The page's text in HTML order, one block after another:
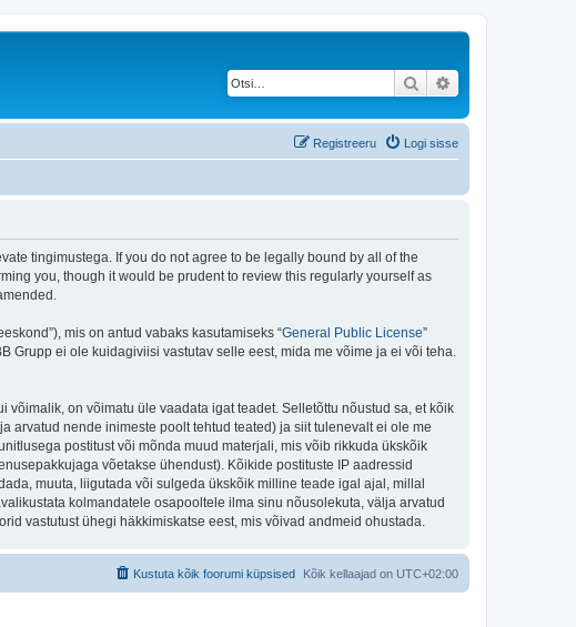
Otsi
Logi sisse
Registreeru
tingimustega. If you do not agree to be legally bound by all of the
you, though it would be prudent to review this regularly yourself as
mis on antud vabaks kasutamiseks “General Public License”
Grupp ei ole kuidagiviisi vastutav selle eest, mida me võime ja ei või teha.
on võimatu üle vaadata igat teadet. Selletõttu nõustud sa, et kõik
nende inimeste poolt tehtud teated) ja siit tulenevalt ei ole me
postitust või mõnda muud materjali, mis võib rikkuda ükskõik
võetakse ühendust). Kõikide postituste IP aadressid
muuta, liigutada või sulgeda ükskõik milline teade igal ajal, millal
kolmandatele osapooltele ilma sinu nõusolekuta, välja arvatud
vastutust ühegi häkkimiskatse eest, mis võivad andmeid ohustada.
Kõik kellaajad on UTC+02:00
Kustuta kõik foorumi küpsised